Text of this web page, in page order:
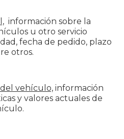
información sobre la
u otro servicio
fecha de pedido, plazo
otros.
vehículo, información
y valores actuales de